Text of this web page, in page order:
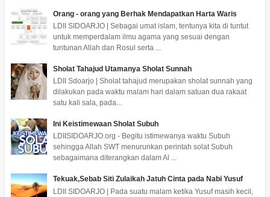
Orang - orang yang Berhak Mendapatkan Harta Waris
LDII SIDOARJO | Sebagai umat islam, tentunya kita di tuntut
untuk memperdalam ilmu agama yang sesuai dengan
tuntunan Allah dan Rosul serta ...
Sholat Tahajud Utamanya Sholat Sunnah
LDII Sdoarjo | Sholat tahajud merupakan sholat sunnah yang
dilakukan pada waktu malam hari dalam satuan dua rakaat
satu kali sala, pada...
Ini Keistimewaan Sholat Subuh
LDIISIDOARJO.org - Begitu istimewanya waktu Subuh
sehingga Allah SWT menurunkan perintah solat Subuh
sebagaimana diterangkan dalam Al ...
Tekuak,Sebab Siti Zulaikah Jatuh Cinta pada Nabi Yusuf
LDII SIDOARJO | Pada suatu malam ketika Yusuf masih kecil,